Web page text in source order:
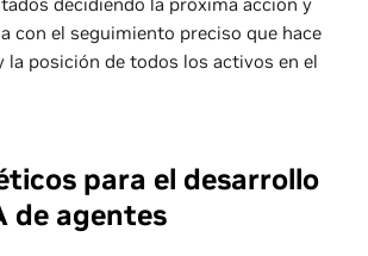
con el seguimiento preciso que hace
la posición de todos los activos en el
para el desarrollo
de agentes